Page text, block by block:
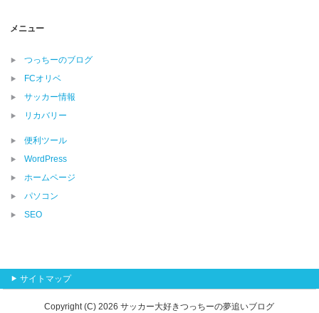
メニュー
つっちーのブログ
FCオリベ
サッカー情報
リカバリー
便利ツール
WordPress
ホームページ
パソコン
SEO
サイトマップ
Copyright (C) 2026 サッカー大好きつっちーの夢追いブログ